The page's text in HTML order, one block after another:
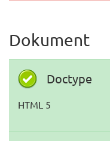
Dokument
Doctype
HTML 5